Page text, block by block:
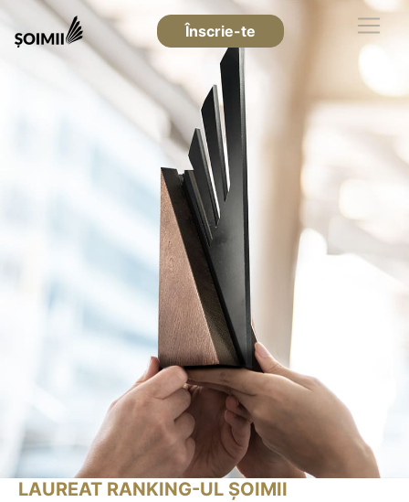
Înscrie-te
LAUREAT RANKING-UL ȘOIMII